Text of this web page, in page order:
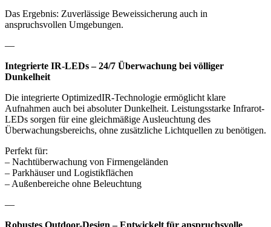
Das Ergebnis: Zuverlässige Beweissicherung auch in
anspruchsvollen Umgebungen.
—
Integrierte IR-LEDs – 24/7 Überwachung bei völliger
Dunkelheit
Die integrierte OptimizedIR-Technologie ermöglicht klare
Aufnahmen auch bei absoluter Dunkelheit. Leistungsstarke Infrarot-
LEDs sorgen für eine gleichmäßige Ausleuchtung des
Überwachungsbereichs, ohne zusätzliche Lichtquellen zu benötigen.
Perfekt für:
– Nachtüberwachung von Firmengeländen
– Parkhäuser und Logistikflächen
– Außenbereiche ohne Beleuchtung
—
Robustes Outdoor-Design – Entwickelt für anspruchsvolle